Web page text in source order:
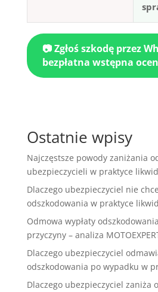
📷 Zgłoś szkodę przez
bezpłatna wstępna
Ostatnie wpisy
Najczęstsze powody zaniżania
ubezpieczycieli w praktyce likwid
Dlaczego ubezpieczyciel nie
odszkodowania w praktyce
Odmowa wypłaty
przyczyny – analiza
Dlaczego ubezpieczyciel
odszkodowania po wypadku w
Dlaczego ubezpieczyciel zaniża